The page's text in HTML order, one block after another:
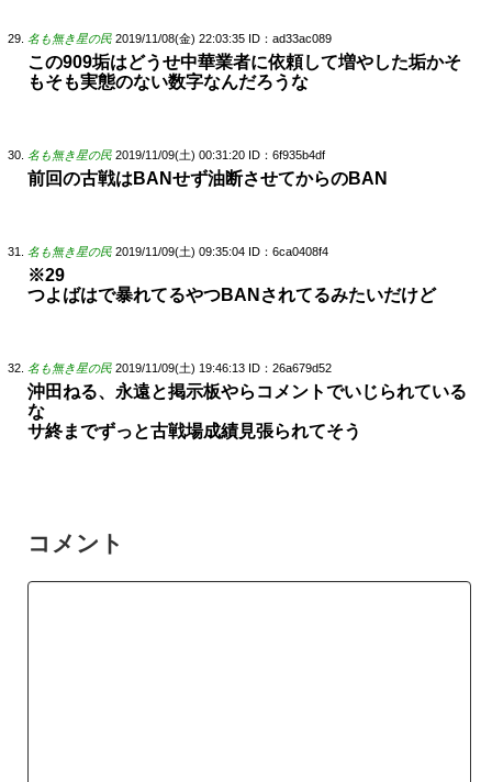
名も無き星の民 2019/11/08(金) 22:03:35 ID：ad33ac089
この909垢はどうせ中華業者に依頼して増やした垢かそ
もそも実態のない数字なんだろうな
名も無き星の民 2019/11/09(土) 00:31:20 ID：6f935b4df
前回の古戦はBANせず油断させてからのBAN
名も無き星の民 2019/11/09(土) 09:35:04 ID：6ca0408f4
※29
つよばはで暴れてるやつBANされてるみたいだけど
名も無き星の民 2019/11/09(土) 19:46:13 ID：26a679d52
沖田ねる、永遠と掲示板やらコメントでいじられている
な
サ終までずっと古戦場成績見張られてそう
コメント